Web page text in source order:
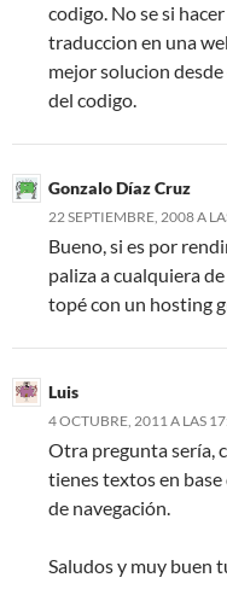
codigo. No se si
traduccion en una
mejor solucion
del codigo.
Gonzalo Díaz Cruz
22 SEPTIEMBRE, 2008 A
Bueno, si es por
paliza a cualquiera
topé con un hosting
Luis
4 OCTUBRE, 2011 A LAS
Otra pregunta sería,
tienes textos en base
de navegación.
Saludos y muy buen